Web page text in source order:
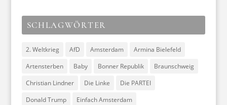
SCHLAGWÖRTER
2. Weltkrieg AfD Amsterdam
Armina Bielefeld
Artensterben
Baby Bonner Republik
Braunschweig
Christian Lindner
Die Linke
Die PARTEI
Donald Trump
Einfach Amsterdam